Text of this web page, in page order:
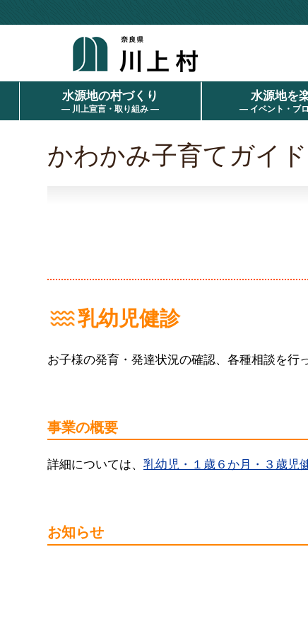
水源地の村づくり
― 川上宣言・取り組み ―
水源地を
― イベント・ブ
かわかみ子育てガイド
乳幼児健診
お子様の発育・発達状況の確認、各種相談を行
事業の概要
詳細については、 乳幼児・１歳６か月・３歳児
お知らせ